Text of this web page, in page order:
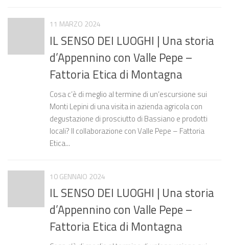
11 MARZO 2024
IL SENSO DEI LUOGHI | Una storia
d’Appennino con Valle Pepe –
Fattoria Etica di Montagna
Cosa c’è di meglio al termine di un’escursione sui
Monti Lepini di una visita in azienda agricola con
degustazione di prosciutto di Bassiano e prodotti
locali? Il collaborazione con Valle Pepe – Fattoria
Etica...
10 GENNAIO 2024
IL SENSO DEI LUOGHI | Una storia
d’Appennino con Valle Pepe –
Fattoria Etica di Montagna